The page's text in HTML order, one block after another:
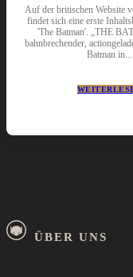
Auf der britischen Website
findet sich eine erste
'The Batman'. „THE BATMAN ist ein
bahnbrechender,
Batman in...
ÜBER UNS